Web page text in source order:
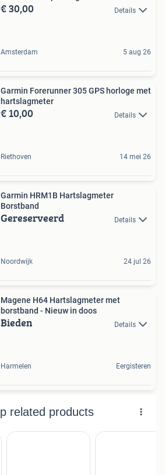
€ 30,00 Details
Amsterdam 5 aug 26
Garmin Forerunner 305 GPS horloge met
hartslagmeter
€ 10,00 Details
Riethoven 14 mei 26
Garmin HRM1B Hartslagmeter
Borstband
Gereserveerd Details
Noordwijk 24 jul 26
Magene H64 Hartslagmeter met
borstband - Nieuw in doos
Bieden Details
Harmelen Eergisteren